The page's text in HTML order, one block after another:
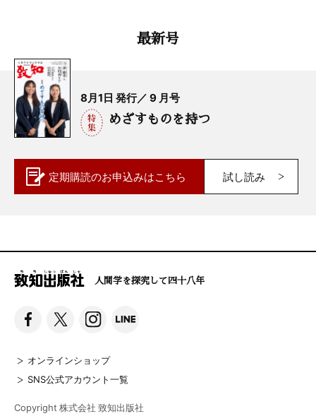
最新号
8月1日 発行／ 9 月号
めざすものを持つ
定期購読のお申込みはこちら 試し読み
人間学を探究して四十八年
オンラインショップ
SNS公式アカウント一覧
Copyright 株式会社 致知出版社